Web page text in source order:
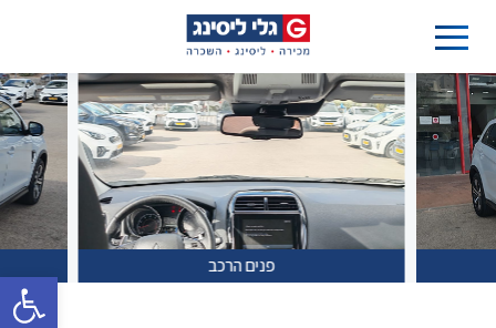
פתח פנים הרכב